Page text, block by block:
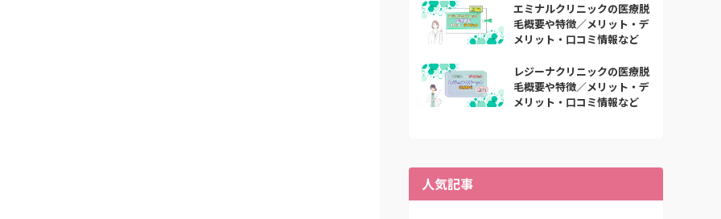
エミナルクリニックの医療脱
毛概要や特徴／メリット・デ
メリット・口コミ情報など
レジーナクリニックの医療脱
毛概要や特徴／メリット・デ
メリット・口コミ情報など
人気記事